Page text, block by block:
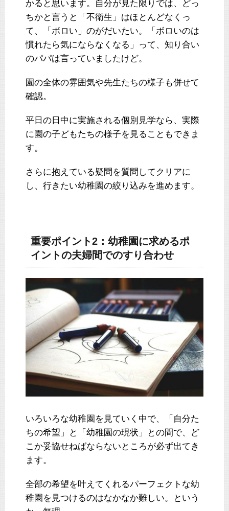
かると思います。自分が見た限りでは、どっ
ちかと言うと「不衛生」はほとんどなくっ
て、「ボロい」のがだいたい。「ボロいのは
慣れたら気にならなくなる」って、知り合い
のパパは言っていましたけど。
園の全体の雰囲気や先生たちの様子も併せて
確認。
平日の日中に実施される個別見学なら、実際
に園の子どもたちの様子を見ることもできま
す。
さらに抱えている疑問を質問してクリアに
し、行きたい幼稚園の絞り込みを進めます。
重要ポイント2：幼稚園に求めるポ
イントの夫婦間でのすり合わせ
いろいろな幼稚園を見ていく中で、「自分た
ちの希望」と「幼稚園の現状」との間で、ど
こか妥協せねばならないところが必ず出てき
ます。
全部の希望を叶えてくれるパーフェクトな幼
稚園を見つけるのはなかなか難しい。という